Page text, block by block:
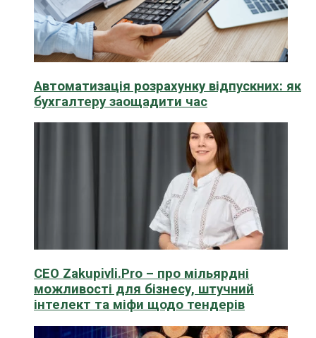
Автоматизація розрахунку відпускних: як
бухгалтеру заощадити час
CEO Zakupivli.Pro – про мільярдні
можливості для бізнесу, штучний
інтелект та міфи щодо тендерів